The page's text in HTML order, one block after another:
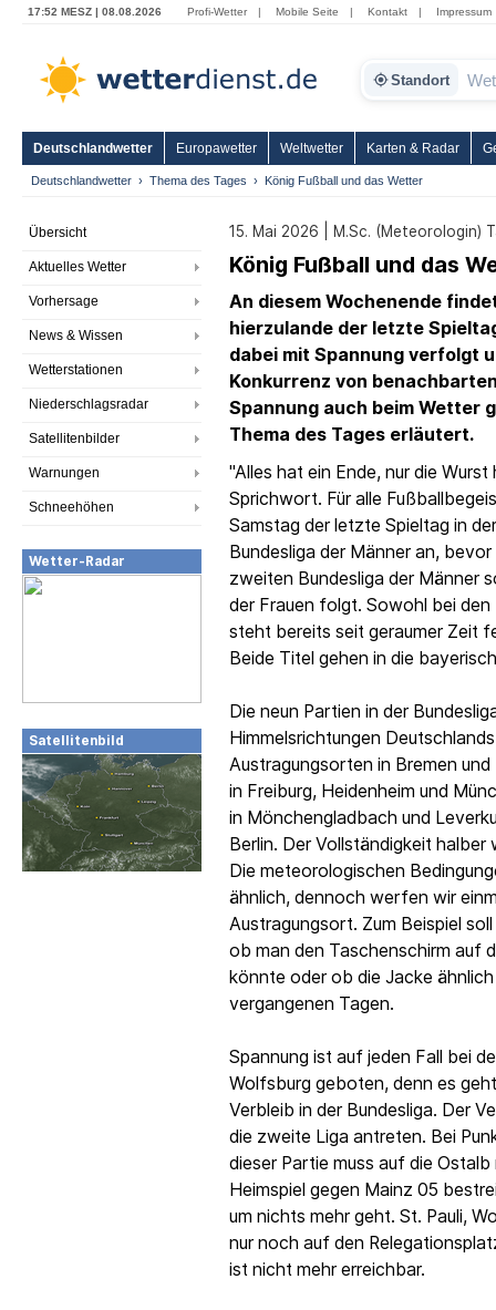
17:52 MESZ | 08.08.2026 Profi-Wetter | Mobile Seite | Kontakt | Impressum
Standort
Deutschlandwetter Europawetter Weltwetter Karten & Radar
Deutschlandwetter Thema des Tages König Fußball und das Wetter
Übersicht
Aktuelles Wetter
Vorhersage
News & Wissen
Wetterstationen
Niederschlagsradar
Satellitenbilder
Warnungen
Schneehöhen
Wetter-Radar
Satellitenbild
15. Mai 2026 | M.Sc. (Meteorologin)
König Fußball und das
An diesem Wochenende
hierzulande der letzte
dabei mit Spannung verfolgt
Konkurrenz von
Spannung auch beim Wetter
Thema des Tages erläutert.
"Alles hat ein Ende, nur die
Sprichwort. Für alle
Samstag der letzte Spieltag in
Bundesliga der Männer an,
zweiten Bundesliga der Männer
der Frauen folgt. Sowohl bei
steht bereits seit geraumer Zeit
Beide Titel gehen in die
Die neun Partien in der
Himmelsrichtungen
Austragungsorten in Bremen
in Freiburg, Heidenheim und
in Mönchengladbach und
Berlin. Der Vollständigkeit
Die meteorologischen
ähnlich, dennoch werfen wir
Austragungsort. Zum Beispiel
ob man den Taschenschirm auf
könnte oder ob die Jacke
vergangenen Tagen.
Spannung ist auf jeden Fall bei
Wolfsburg geboten, denn es
Verbleib in der Bundesliga. Der
die zweite Liga antreten. Bei
dieser Partie muss auf die
Heimspiel gegen Mainz 05
um nichts mehr geht. St. Pauli,
nur noch auf den
ist nicht mehr erreichbar.